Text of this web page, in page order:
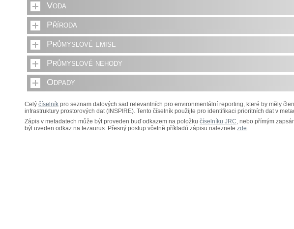
Voda
Příroda
Průmyslové emise
Průmyslové nehody
Odpady
Celý číselník pro seznam datových sad relevantních pro environmentální reporting, které by měly
infrastruktury prostorových dat (INSPIRE). Tento číselník použijte pro identifikaci prioritních dat v
Zápis v metadatech může být proveden buď odkazem na položku číselníku JRC, nebo přímým
být uveden odkaz na tezaurus. Přesný postup včetně příkladů zápisu naleznete zde.